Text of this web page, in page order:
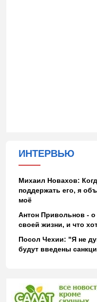
ИНТЕРВЬЮ
Михаил Новахов:
поддержать его, я
моё
Антон Привольнов - о
своей жизни, и что
Посол Чехии: "Я не
будут введены